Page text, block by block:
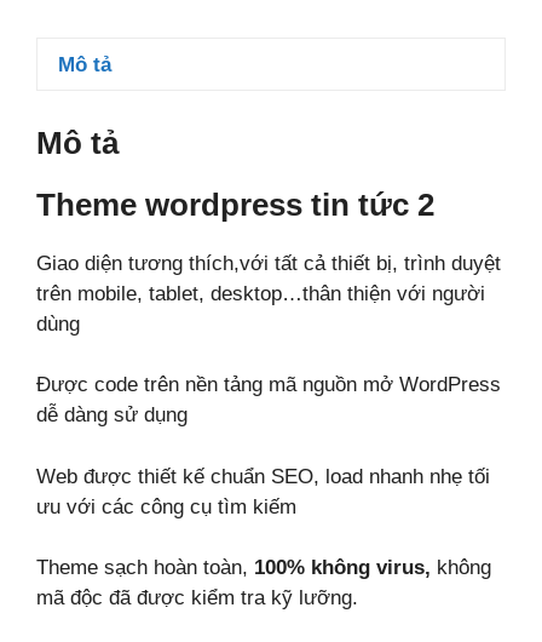
Mô tả
Mô tả
Theme wordpress tin tức 2
Giao diện tương thích,với tất cả thiết bị, trình duyệt
trên mobile, tablet, desktop…thân thiện với người
dùng
Được code trên nền tảng mã nguồn mở WordPress
dễ dàng sử dụng
Web được thiết kế chuẩn SEO, load nhanh nhẹ tối
ưu với các công cụ tìm kiếm
Theme sạch hoàn toàn, 100% không virus, không
mã độc đã được kiểm tra kỹ lưỡng.